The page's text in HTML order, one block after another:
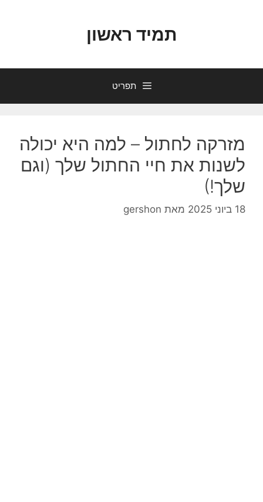
תמיד ראשון
תפריט
מזרקה לחתול – למה היא יכולה
לשנות את חיי החתול שלך (וגם
שלך!)
18 ביוני 2025 מאת gershon